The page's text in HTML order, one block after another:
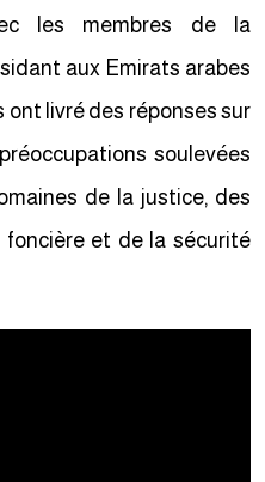
les membres de la
aux Emirats arabes
ont livré des réponses sur
soulevées
de la justice, des
foncière et de la sécurité